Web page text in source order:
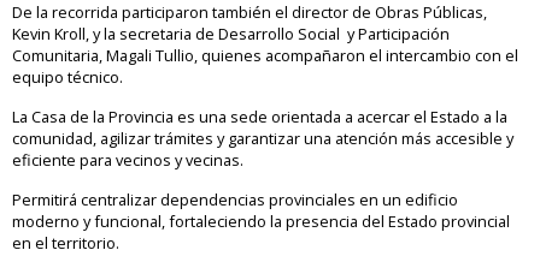
De la recorrida participaron también el director de Obras Públicas,
Kevin Kroll, y la secretaria de Desarrollo Social y Participación
Comunitaria, Magali Tullio, quienes acompañaron el intercambio con el
equipo técnico.
La Casa de la Provincia es una sede orientada a acercar el Estado a la
comunidad, agilizar trámites y garantizar una atención más accesible y
eficiente para vecinos y vecinas.
Permitirá centralizar dependencias provinciales en un edificio
moderno y funcional, fortaleciendo la presencia del Estado provincial
en el territorio.